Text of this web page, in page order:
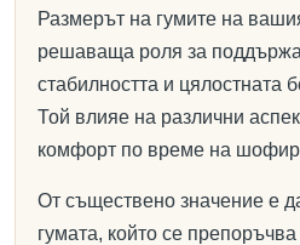
Размерът на гумите на
решаваща роля за
стабилността и цялостната
Той влияе на различни
комфорт по време на
От съществено значение е
гумата, който се